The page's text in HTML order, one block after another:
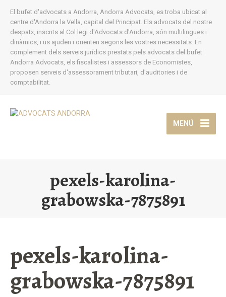
El bufet d'advocats a Andorra, Andorra Advocats, es troba ubicat al
centre d'Andorra la Vella, capital del Principat. Els advocats del nostre
despatx, inscrits al Col·legi d'Advocats d'Andorra, són multilingües i
dinàmics, i us ajuden i orienten segons les vostres necessitats. En
complement dels serveis jurídics prestats pels advocats del bufet
Andorra Advocats, els fiscalistes i assessors de Economistes,
proposen serveis d'assessorament tributari, d'auditories i de
comptabilitat.
MENÚ
pexels-karolina-
grabowska-7875891
pexels-karolina-
grabowska-7875891